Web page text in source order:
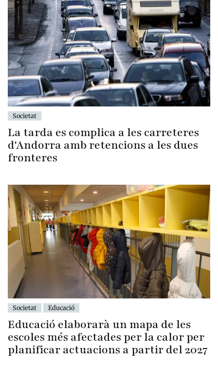
Societat
La tarda es complica a les carreteres
d'Andorra amb retencions a les dues
fronteres
Societat Educació
Educació elaborarà un mapa de les
escoles més afectades per la calor per
planificar actuacions a partir del 2027